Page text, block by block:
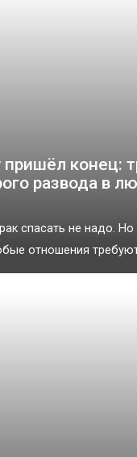
конец:
развода в
спасать не надо. Но
отношения